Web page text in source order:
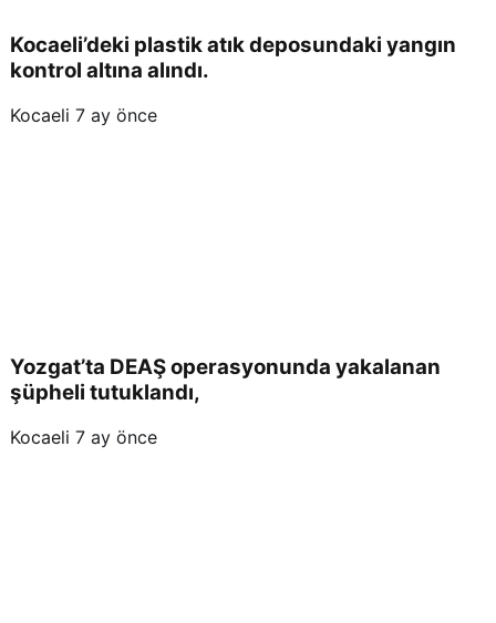
Kocaeli’deki plastik atık deposundaki yangın
kontrol altına alındı.
Kocaeli 7 ay önce
Yozgat’ta DEAŞ operasyonunda yakalanan
şüpheli tutuklandı,
Kocaeli 7 ay önce